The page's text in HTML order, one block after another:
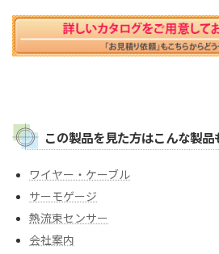
この製品を見た方はこんな製品
ワイヤー・ケーブル
サーモゲージ
熱流束センサー
会社案内